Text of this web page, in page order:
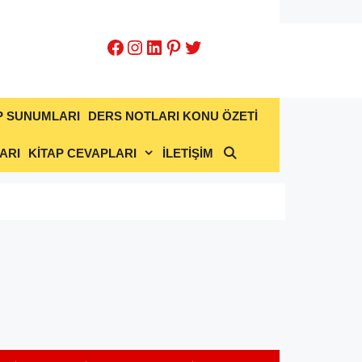
Facebook
Instagram
LinkedIn
Pinterest
Twitter
SUNUMLARI DERS NOTLARI KONU ÖZETİ
KİTAP CEVAPLARI İLETİŞİM